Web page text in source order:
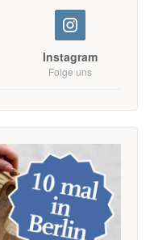
Instagram
Folge uns